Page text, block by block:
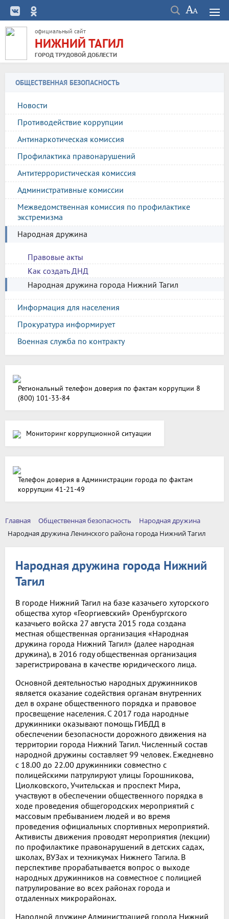
официальный сайт
НИЖНИЙ ТАГИЛ
ГОРОД ТРУДОВОЙ ДОБЛЕСТИ
ОБЩЕСТВЕННАЯ БЕЗОПАСНОСТЬ
Новости
Противодействие коррупции
Антинаркотическая комиссия
Профилактика правонарушений
Антитеррористическая комиссия
Административные комиссии
Межведомственная комиссия по профилактике
экстремизма
Народная дружина
Правовые акты
Как создать ДНД
Народная дружина города Нижний Тагил
Информация для населения
Прокуратура информирует
Военная служба по контракту
Региональный телефон доверия по фактам коррупции 8
(800) 101-33-84
Мониторинг коррупционной ситуации
Телефон доверия в Администрации города по фактам
коррупции 41-21-49
Главная Общественная безопасность
Народная дружина
Народная дружина Ленинского района города Нижний Тагил
Народная дружина города Нижний
Тагил
В городе Нижний Тагил на базе казачьего хуторского
общества хутор «Георгиевский» Оренбургского
казачьего войска 27 августа 2015 года создана
местная общественная организация «Народная
дружина города Нижний Тагил» (далее народная
дружина), в 2016 году общественная организация
зарегистрирована в качестве юридического лица.
Основной деятельностью народных дружинников
является оказание содействия органам внутренних
дел в охране общественного порядка и правовое
просвещение населения. С 2017 года народные
дружинники оказывают помощь ГИБДД в
обеспечении безопасности дорожного движения на
территории города Нижний Тагил. Численный состав
народной дружины составляет 99 человек. Ежедневно
с 18.00 до 22.00 дружинники совместно с
полицейскими патрулируют улицы Горошникова,
Циолковского, Учительская и проспект Мира,
участвуют в обеспечении общественного порядка в
ходе проведения общегородских мероприятий с
массовым пребыванием людей и во время
проведения официальных спортивных мероприятий.
Активисты движения проводят мероприятия (лекции)
по профилактике правонарушений в детских садах,
школах, ВУЗах и техникумах Нижнего Тагила. В
перспективе прорабатывается вопрос о выходе
народных дружинников на совместное с полицией
патрулирование во всех районах города и
отдаленных микрорайонах.
Народной дружине Администрацией города Нижний